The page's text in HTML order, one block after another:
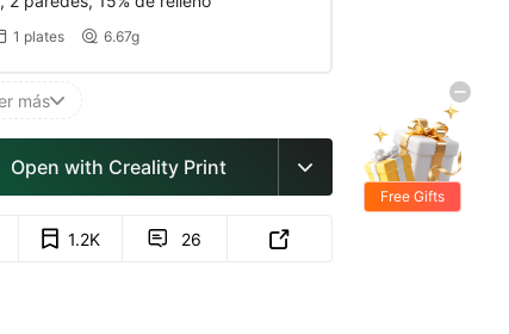
1 plates  6.67g
más
Open with Creality Print 
1.2K  26 
Free Gifts